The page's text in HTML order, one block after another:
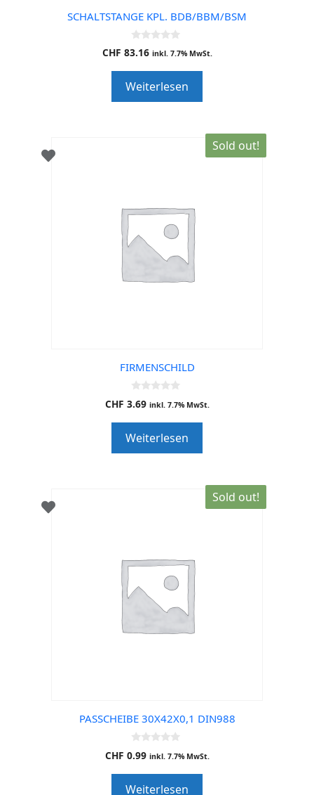
SCHALTSTANGE KPL. BDB/BBM/BSM
0
o
o
f
5
CHF 83.16 inkl. 7.7% MwSt.
Weiterlesen
Sold out!
FIRMENSCHILD
0
o
o
f
5
CHF 3.69 inkl. 7.7% MwSt.
Weiterlesen
Sold out!
PASSCHEIBE 30X42X0,1 DIN988
0
o
o
CHF 0.99 inkl. 7.7% MwSt.
Weiterlesen